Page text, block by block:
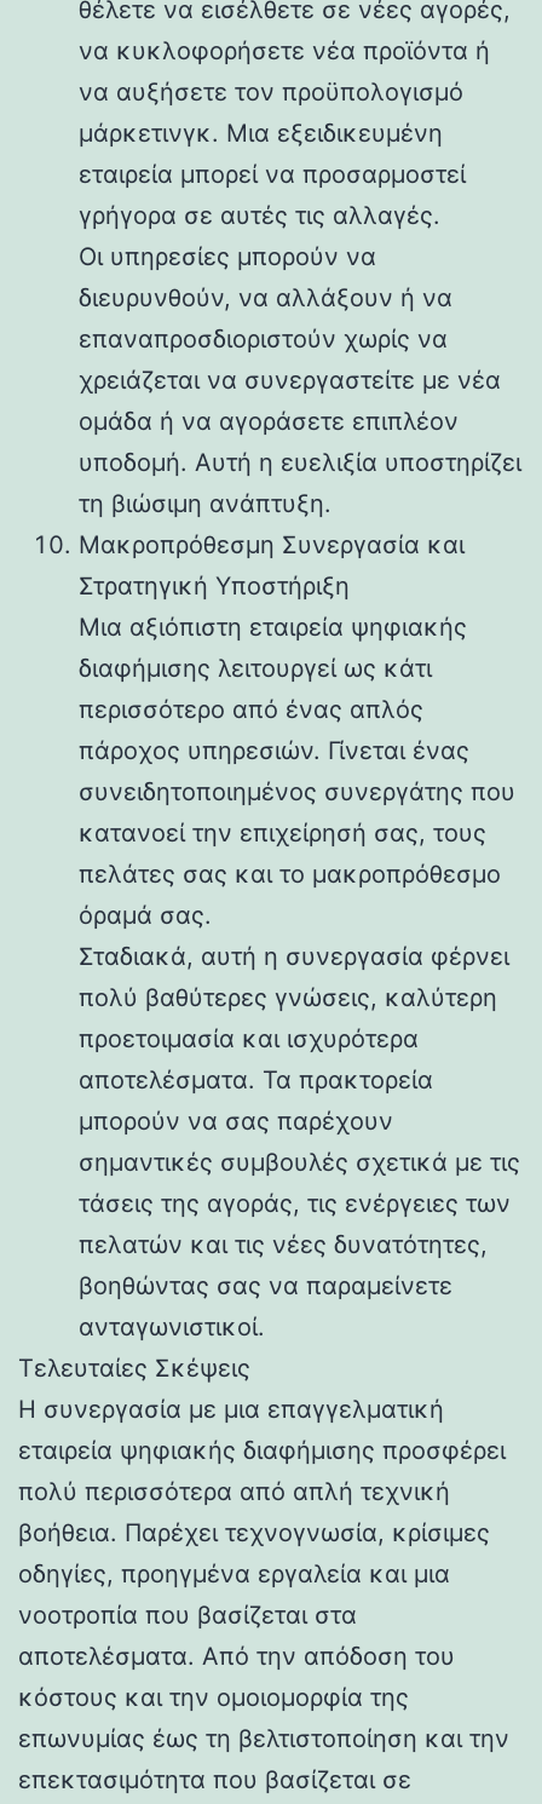
θέλετε να εισέλθετε σε νέες αγορές,
να κυκλοφορήσετε νέα προϊόντα ή
να αυξήσετε τον προϋπολογισμό
μάρκετινγκ. Μια εξειδικευμένη
εταιρεία μπορεί να προσαρμοστεί
γρήγορα σε αυτές τις αλλαγές.
Οι υπηρεσίες μπορούν να
διευρυνθούν, να αλλάξουν ή να
επαναπροσδιοριστούν χωρίς να
χρειάζεται να συνεργαστείτε με νέα
ομάδα ή να αγοράσετε επιπλέον
υποδομή. Αυτή η ευελιξία υποστηρίζει
τη βιώσιμη ανάπτυξη.
Μακροπρόθεσμη Συνεργασία και
Στρατηγική Υποστήριξη
Μια αξιόπιστη εταιρεία ψηφιακής
διαφήμισης λειτουργεί ως κάτι
περισσότερο από ένας απλός
πάροχος υπηρεσιών. Γίνεται ένας
συνειδητοποιημένος συνεργάτης που
κατανοεί την επιχείρησή σας, τους
πελάτες σας και το μακροπρόθεσμο
όραμά σας.
Σταδιακά, αυτή η συνεργασία φέρνει
πολύ βαθύτερες γνώσεις, καλύτερη
προετοιμασία και ισχυρότερα
αποτελέσματα. Τα πρακτορεία
μπορούν να σας παρέχουν
σημαντικές συμβουλές σχετικά με τις
τάσεις της αγοράς, τις ενέργειες των
πελατών και τις νέες δυνατότητες,
βοηθώντας σας να παραμείνετε
ανταγωνιστικοί.
Τελευταίες Σκέψεις
Η συνεργασία με μια επαγγελματική
εταιρεία ψηφιακής διαφήμισης προσφέρει
πολύ περισσότερα από απλή τεχνική
βοήθεια. Παρέχει τεχνογνωσία, κρίσιμες
οδηγίες, προηγμένα εργαλεία και μια
νοοτροπία που βασίζεται στα
αποτελέσματα. Από την απόδοση του
κόστους και την ομοιομορφία της
επωνυμίας έως τη βελτιστοποίηση και την
επεκτασιμότητα που βασίζεται σε